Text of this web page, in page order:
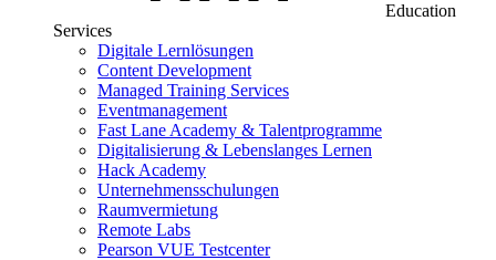
Education
Services
Digitale Lernlösungen
Content Development
Managed Training Services
Eventmanagement
Fast Lane Academy & Talentprogramme
Digitalisierung & Lebenslanges Lernen
Hack Academy
Unternehmensschulungen
Raumvermietung
Remote Labs
Pearson VUE Testcenter